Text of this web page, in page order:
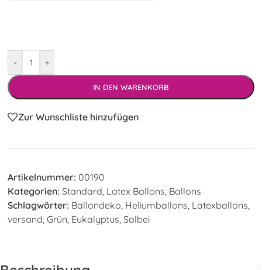
- +
IN DEN WARENKORB
Zur Wunschliste hinzufügen
Artikelnummer: 00190
Kategorien: Standard Latex Ballons Ballons
Schlagwörter: Ballondeko Heliumballons Latexballons
versand Grün Eukalyptus Salbei